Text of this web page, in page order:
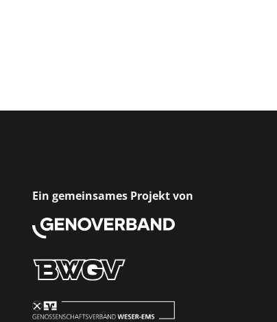
Ein gemeinsames Projekt von